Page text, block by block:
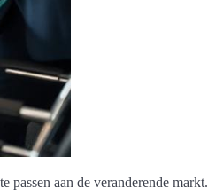
aan de veranderende markt.